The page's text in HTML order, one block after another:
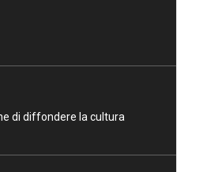
di diffondere la cultura